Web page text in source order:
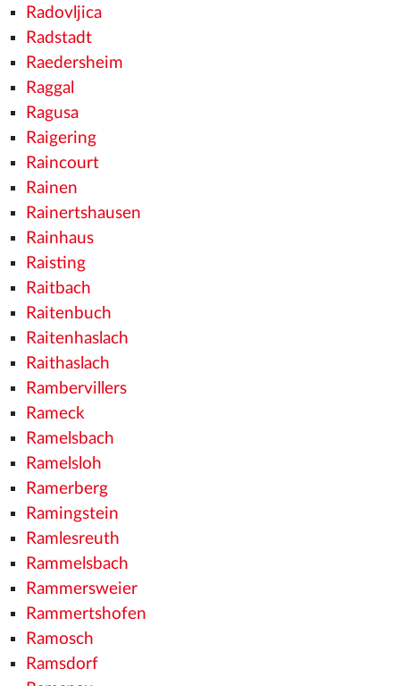
Radovljica
Radstadt
Raedersheim
Raggal
Ragusa
Raigering
Raincourt
Rainen
Rainertshausen
Rainhaus
Raisting
Raitbach
Raitenbuch
Raitenhaslach
Raithaslach
Rambervillers
Rameck
Ramelsbach
Ramelsloh
Ramerberg
Ramingstein
Ramlesreuth
Rammelsbach
Rammersweier
Rammertshofen
Ramosch
Ramsdorf